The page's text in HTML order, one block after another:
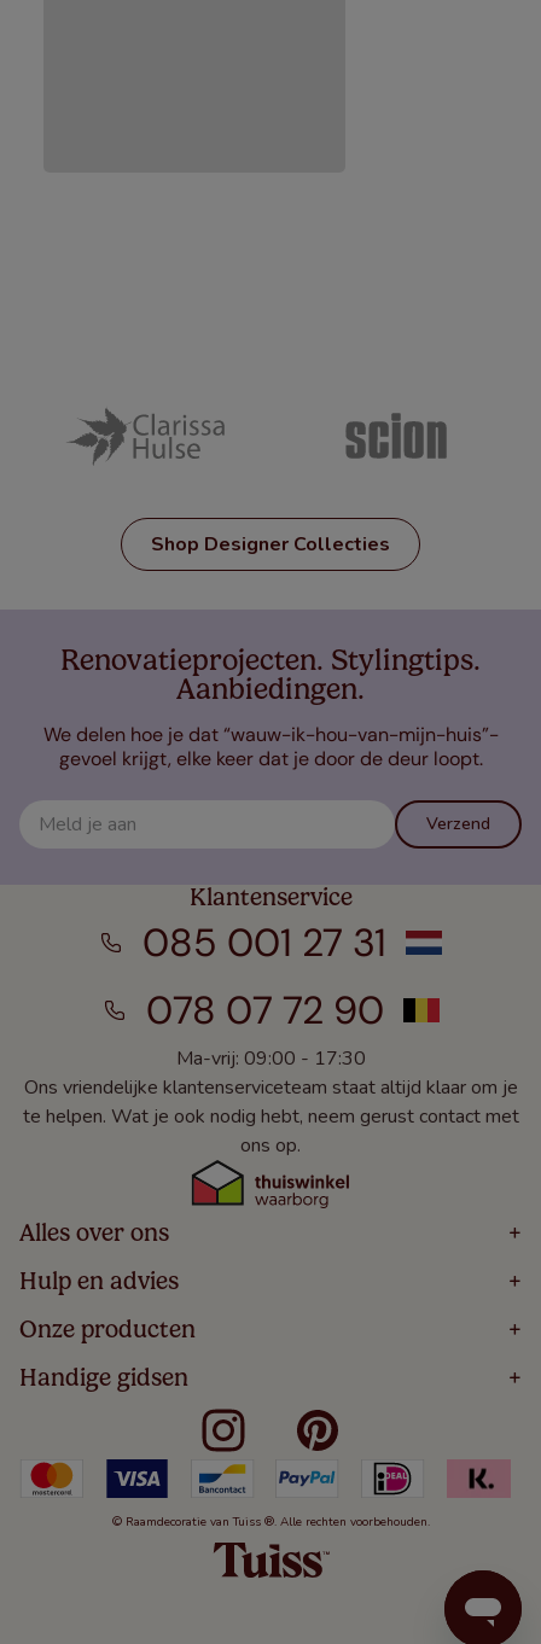
Shop Designer Collecties
Renovatieprojecten. Stylingtips.
Aanbiedingen.
We delen hoe je dat “wauw-ik-hou-van-mijn-huis”-
gevoel krijgt, elke keer dat je door de deur loopt.
Verzend
Klantenservice
085 001 27 31
078 07 72 90
Ma-vrij: 09:00 - 17:30
Ons vriendelijke klantenserviceteam staat altijd klaar om je
te helpen. Wat je ook nodig hebt, neem gerust contact met
ons op.
Alles over ons +
Home
Over
Bestellen
Winacties
Veelgestelde Vragen
Hulp en advies +
Volg Je Bestelling
Levering
5 Jaar Garantie
Algemene Voorwaarden
Kindveiligheid
Cookies
Herroepingsrecht
Onze producten +
Houten Jaloezieën
Rolgordijnen
Verticale Jaloezieën
Duo Rolgordijnen
Duo Plisségordijnen
Handige gidsen +
Meten Voor Raamdecoratie
Badkamer Raamdecoratie
Slaapkamer Raamdecoratie
Keuken Raamdecoratie
De Jaloezieën Gids
Jaloezieënwoordenboek
© Raamdecoratie van Tuiss ®. Alle rechten voorbehouden.